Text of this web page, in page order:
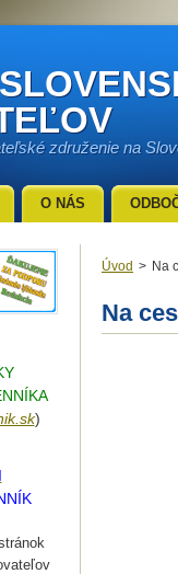
združenie na
Úvod > Na
Na
)
O NÁS